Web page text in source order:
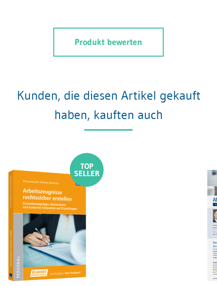
Produkt bewerten
Kunden, die diesen Artikel gekauft
haben, kauften auch